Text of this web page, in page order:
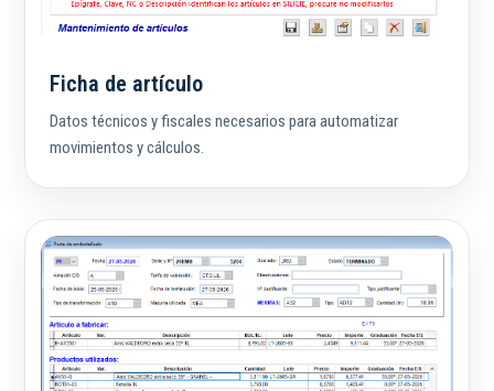
Ficha de artículo
Datos técnicos y fiscales necesarios para automatizar
movimientos y cálculos.